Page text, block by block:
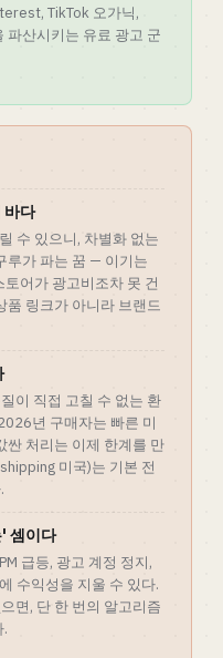
TikTok 오가닉,
파산시키는 유료 광고 군
바다
수 있으니, 차별화 없는
루가 파는 꿈 — 이기는
어가 광고비조차 못 건
품 링크가 아니라 브랜드
이 직접 고칠 수 없는 환
년 구매자는 빠른 미
싼 처리는 이제 한계를 만
미국)는 기본 전
셈이다
급등, 광고 계정 정지,
수익성을 지울 수 있다.
면, 단 한 번의 알고리즘